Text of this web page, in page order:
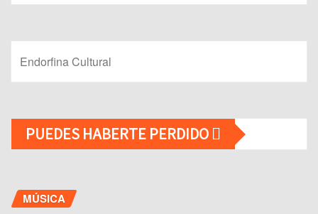
Endorfina Cultural
PUEDES HABERTE PERDIDO
MÚSICA